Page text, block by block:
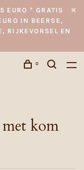
EURO * GRATIS
IN BEERSE,
RIJKEVORSEL EN
0
kom